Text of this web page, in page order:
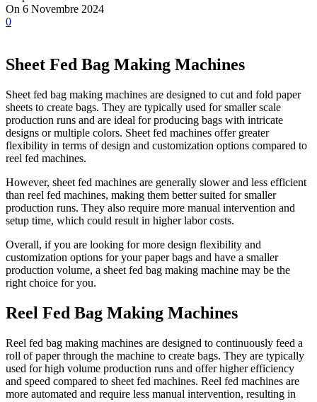
On 6 Novembre 2024
0
Sheet Fed Bag Making Machines
Sheet fed bag making machines are designed to cut and fold paper
sheets to create bags. They are typically used for smaller scale
production runs and are ideal for producing bags with intricate
designs or multiple colors. Sheet fed machines offer greater
flexibility in terms of design and customization options compared to
reel fed machines.
However, sheet fed machines are generally slower and less efficient
than reel fed machines, making them better suited for smaller
production runs. They also require more manual intervention and
setup time, which could result in higher labor costs.
Overall, if you are looking for more design flexibility and
customization options for your paper bags and have a smaller
production volume, a sheet fed bag making machine may be the
right choice for you.
Reel Fed Bag Making Machines
Reel fed bag making machines are designed to continuously feed a
roll of paper through the machine to create bags. They are typically
used for high volume production runs and offer higher efficiency
and speed compared to sheet fed machines. Reel fed machines are
more automated and require less manual intervention, resulting in